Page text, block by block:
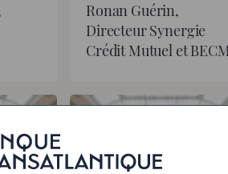
Ronan Guérin,
Directeur Synergie
Crédit Mutuel et